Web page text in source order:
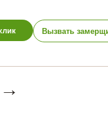
Вызвать
→